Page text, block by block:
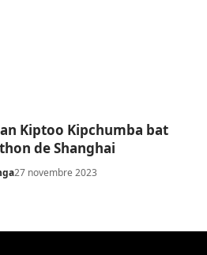
Kiptoo Kipchumba bat
de Shanghai
27 novembre 2023